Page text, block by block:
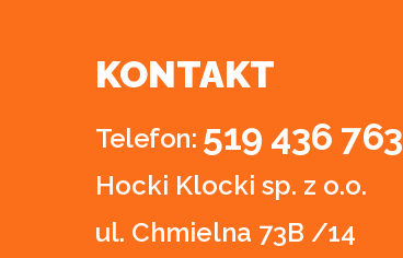
KONTAKT
Telefon: 519 436 763
Hocki Klocki sp. z o.o.
ul. Chmielna 73B /14